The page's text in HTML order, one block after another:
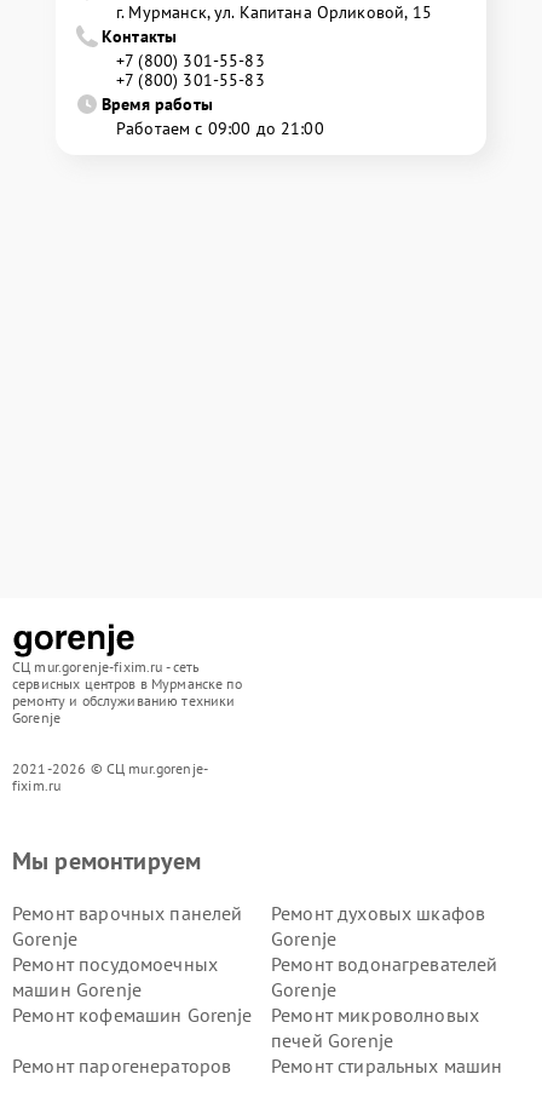
г. Мурманск, ул. Капитана Орликовой, 15
Контакты
+7 (800) 301-55-83
+7 (800) 301-55-83
Время работы
Работаем с 09:00 до 21:00
СЦ mur.gorenje-fixim.ru - сеть
сервисных центров в Мурманске по
ремонту и обслуживанию техники
Gorenje
2021-2026 © СЦ mur.gorenje-
fixim.ru
Мы ремонтируем
Ремонт варочных панелей
Gorenje
Ремонт духовых шкафов
Gorenje
Ремонт посудомоечных
машин Gorenje
Ремонт водонагревателей
Gorenje
Ремонт кофемашин Gorenje
Ремонт микроволновых
печей Gorenje
Ремонт парогенераторов
Ремонт стиральных машин